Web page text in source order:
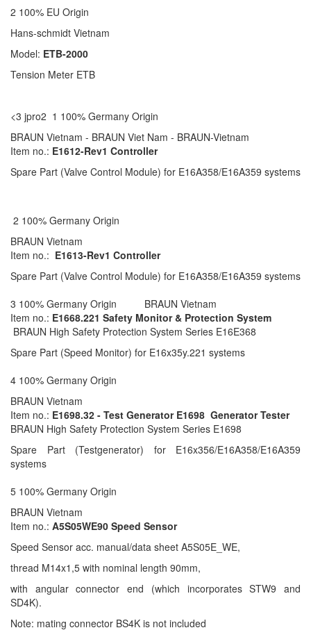
2 100% EU Origin
Hans-schmidt Vietnam
Model: ETB-2000
Tension Meter ETB
<3 jpro2 1 100% Germany Origin
BRAUN Vietnam - BRAUN Viet Nam - BRAUN-Vietnam
Item no.: E1612-Rev1 Controller
Spare Part (Valve Control Module) for E16A358/E16A359 systems
2 100% Germany Origin
BRAUN Vietnam
Item no.: E1613-Rev1 Controller
Spare Part (Valve Control Module) for E16A358/E16A359 systems
3 100% Germany Origin BRAUN Vietnam
Item no.: E1668.221 Safety Monitor & Protection System
BRAUN High Safety Protection System Series E16E368
Spare Part (Speed Monitor) for E16x35y.221 systems
4 100% Germany Origin
BRAUN Vietnam
Item no.: E1698.32 - Test Generator E1698 Generator Tester
BRAUN High Safety Protection System Series E1698
Spare Part (Testgenerator) for E16x356/E16A358/E16A359
systems
5 100% Germany Origin
BRAUN Vietnam
Item no.: A5S05WE90 Speed Sensor
Speed Sensor acc. manual/data sheet A5S05E_WE,
thread M14x1,5 with nominal length 90mm,
with angular connector end (which incorporates STW9 and
SD4K).
Note: mating connector BS4K is not included